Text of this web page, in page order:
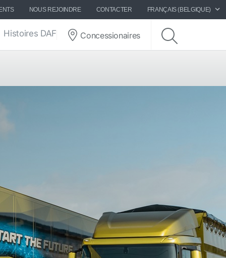
NOUS REJOINDRE CONTACTER FRANÇAIS (BELGIQUE)
Histoires DAF Concessionaires